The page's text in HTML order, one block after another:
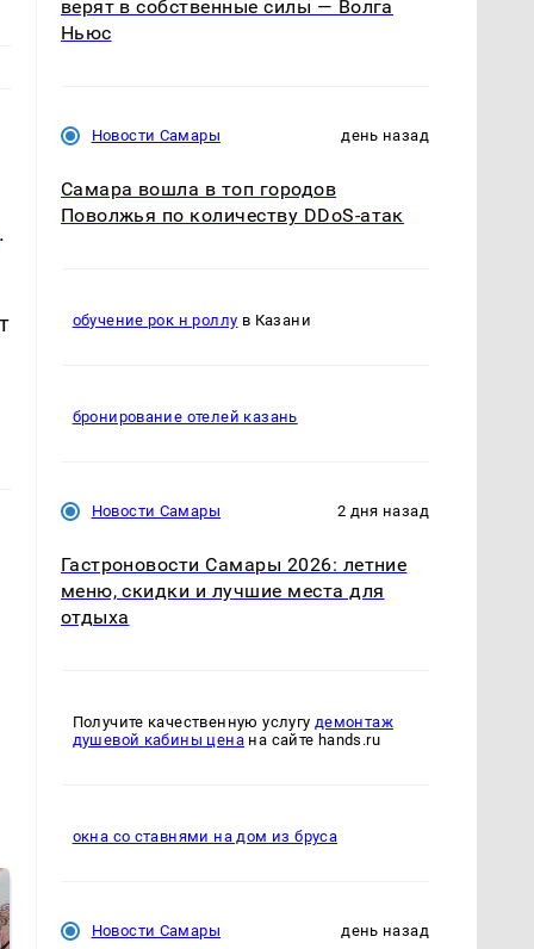
.
верят в собственные силы — Волга
Ньюс
Новости Самары день назад
Самара вошла в топ городов
Поволжья по количеству DDoS-атак
обучение рок н роллу в Казани
бронирование отелей казань
Новости Самары 2 дня назад
Гастроновости Самары 2026: летние
меню, скидки и лучшие места для
отдыха
Получите качественную услугу демонтаж
душевой кабины цена на сайте hands.ru
окна со ставнями на дом из бруса
Новости Самары день назад